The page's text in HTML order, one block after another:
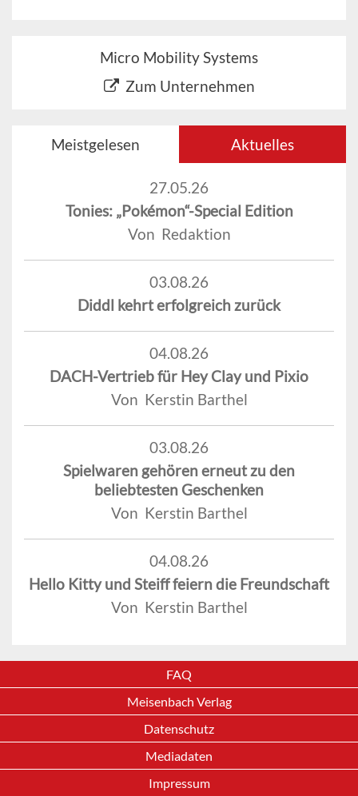
Micro Mobility Systems
Zum Unternehmen
Meistgelesen Aktuelles
27.05.26
Tonies: „Pokémon“-Special Edition
Von Redaktion
03.08.26
Diddl kehrt erfolgreich zurück
04.08.26
DACH-Vertrieb für Hey Clay und Pixio
Von Kerstin Barthel
03.08.26
Spielwaren gehören erneut zu den
beliebtesten Geschenken
Von Kerstin Barthel
04.08.26
Hello Kitty und Steiff feiern die Freundschaft
Von Kerstin Barthel
FAQ
Meisenbach Verlag
Datenschutz
Mediadaten
Impressum